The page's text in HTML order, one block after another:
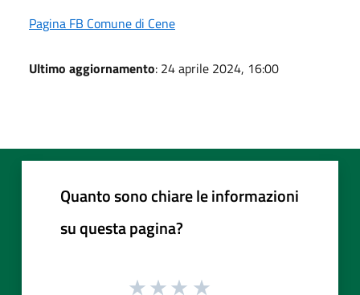
Pagina FB Comune di Cene
Ultimo aggiornamento: 24 aprile 2024, 16:00
Quanto sono chiare le informazioni
su questa pagina?